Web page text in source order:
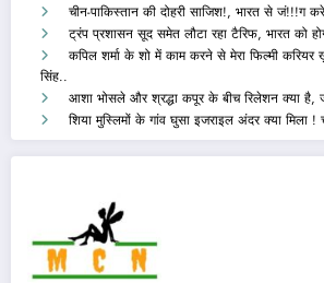
चीन-पाकिस्तान की दोहरी साजिश!, भारत से जं!!!ग
ट्रंप प्रशासन सूद समेत लौटा रहा टैरिफ, भारत को
कपिल शर्मा के शो में काम करने से मेरा फिल्मी करियर
सिंह..
आशा भोसले और श्रद्धा कपूर के बीच रिलेशन क्या
शिया मुस्लिमों के गांव घुसा इजराइल अंदर क्या मिला